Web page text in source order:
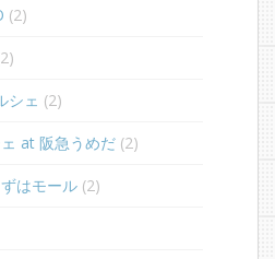
(2)
シェ (2)
at 阪急うめだ (2)
はモール (2)